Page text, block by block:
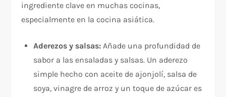
ingrediente clave en muchas cocinas,
especialmente en la cocina asiática.
Aderezos y salsas: Añade una profundidad de
sabor a las ensaladas y salsas. Un aderezo
simple hecho con aceite de ajonjolí, salsa de
soya, vinagre de arroz y un toque de azúcar es